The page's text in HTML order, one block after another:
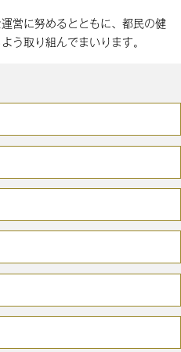
営に努めるとともに、都民の健
う取り組んでまいります。